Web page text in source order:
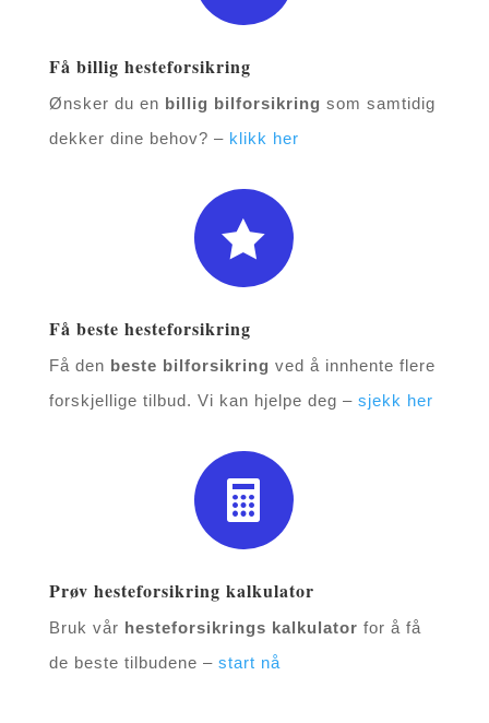
Få billig hesteforsikring
Ønsker du en billig bilforsikring som samtidig
dekker dine behov? – klikk her

Få beste hesteforsikring
Få den beste bilforsikring ved å innhente flere
forskjellige tilbud. Vi kan hjelpe deg – sjekk her

Prøv hesteforsikring kalkulator
Bruk vår hesteforsikrings kalkulator for å få
de beste tilbudene – start nå